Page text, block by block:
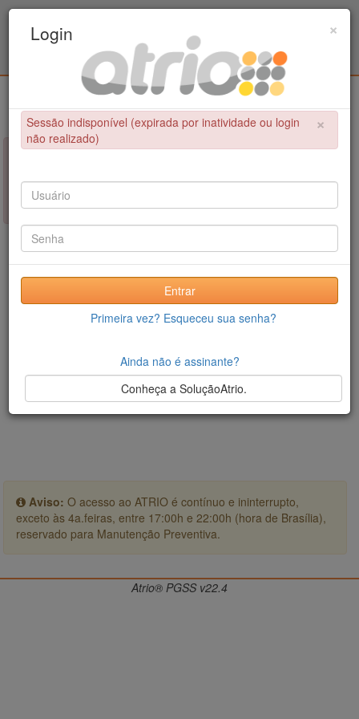
Educação Física / UPE - UFPB
×
NÃO FOI POSSÍVEL CONCLUIR A OPERAÇÃO
Sessão indisponível (expirada por inatividade ou login não
realizado)
Aviso: O acesso ao ATRIO é contínuo e ininterrupto,
exceto às 4a.feiras, entre 17:00h e 22:00h (hora de Brasília),
reservado para Manutenção Preventiva.
×
Login
×
Sessão indisponível (expirada por inatividade ou login
não realizado)
Entrar
Primeira vez? Esqueceu sua senha?
Ainda não é assinante?
Conheça a SoluçãoAtrio.
Atrio® PGSS v22.4